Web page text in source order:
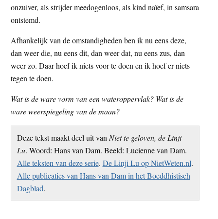
onzuiver, als strijder meedogenloos, als kind naïef, in samsara
ontstemd.
Afhankelijk van de omstandigheden ben ik nu eens deze,
dan weer die, nu eens dit, dan weer dat, nu eens zus, dan
weer zo. Daar hoef ik niets voor te doen en ik hoef er niets
tegen te doen.
Wat is de ware vorm van een wateroppervlak? Wat is de
ware weerspiegeling van de maan?
Deze tekst maakt deel uit van Niet te geloven, de Linji
Lu. Woord: Hans van Dam. Beeld: Lucienne van Dam.
Alle teksten van deze serie. De Linji Lu op NietWeten.nl.
Alle publicaties van Hans van Dam in het Boeddhistisch
Dagblad.